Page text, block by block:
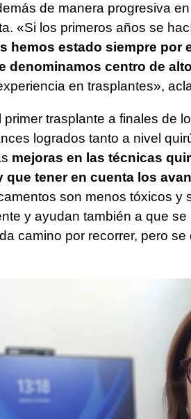
de manera progresiva
«Si los primeros años se
hemos estado siempre por
denominamos centro de
en trasplantes»,
primer trasplante a finales de
logrados tanto a nivel
mejoras en las técnicas
que tener en cuenta los
son menos tóxicos y
y ayudan también a que
camino por recorrer, pero